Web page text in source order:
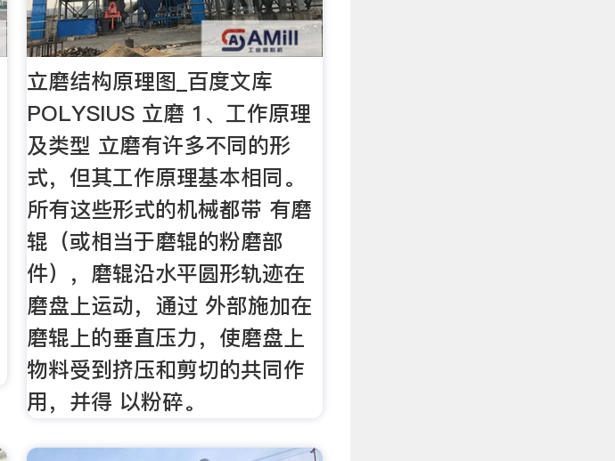
立磨结构原理图_百度文库
POLYSIUS 立磨 1、工作原理
及类型 立磨有许多不同的形
式，但其工作原理基本相同。
所有这些形式的机械都带 有磨
辊（或相当于磨辊的粉磨部
件），磨辊沿水平圆形轨迹在
磨盘上运动，通过 外部施加在
磨辊上的垂直压力，使磨盘上
物料受到挤压和剪切的共同作
用，并得 以粉碎。